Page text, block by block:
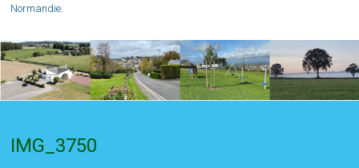
Normandie.
IMG_3750